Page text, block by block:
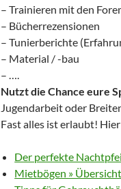
– Trainieren mit den
– Bücherrezensionen
– Tunierberichte
– Material / -bau
– ….
Nutzt die Chance eure
Jugendarbeit oder
Fast alles ist erlaubt!
Der perfekte
Mietbögen » Übersicht